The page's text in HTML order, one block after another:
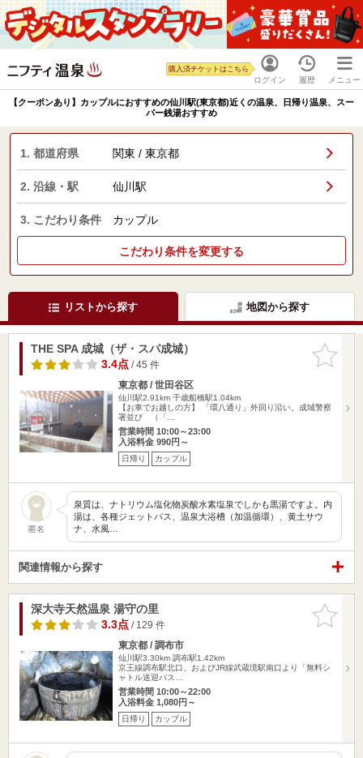
ログイン
購入済チケットはこちら
履歴 メニュー
【クーポンあり】カップルにおすすめの仙川駅(東京都)近くの温泉、日帰り温泉、スー
パー銭湯おすすめ
1. 都道府県 関東 / 東京都
2. 沿線・駅 仙川駅
3. こだわり条件 カップル
こだわり条件を変更する
リストから探す 地図から探す
お気に入
りに追加
THE SPA 成城（ザ・スパ成城）
3.4点/ 45 件
東京都 / 世田谷区
仙川駅2.91km 千歳船橋駅1.04km
【お車でお越しの方】 「環八通り」外回り沿い。成城警察
署並び （「…
営業時間 10:00～23:00
入浴料金 990円～
日帰り カップル
匿名
泉質は、ナトリウム塩化物炭酸水素塩泉でしかも黒湯ですよ。内
湯は、各種ジェットバス、温泉大浴槽（加温循環）、黄土サウ
ナ、水風…
関連情報から探す
お気に入
りに追加
深大寺天然温泉 湯守の里
3.3点/ 129 件
東京都 / 調布市
仙川駅3.30km 調布駅1.42km
京王線調布駅北口、およびJR線武蔵境駅南口より「無料シ
ャトル送迎バス…
営業時間 10:00～22:00
入浴料金 1,080円～
日帰り カップル